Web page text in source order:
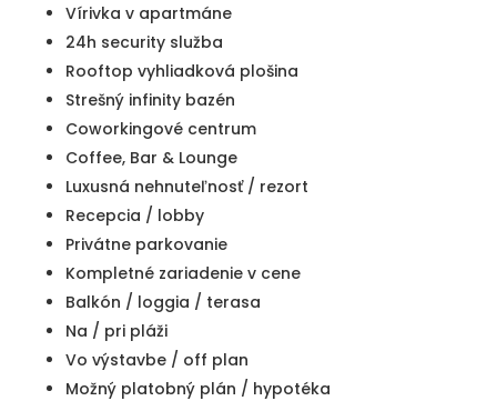
Vírivka v apartmáne
24h security služba
Rooftop vyhliadková plošina
Strešný infinity bazén
Coworkingové centrum
Coffee, Bar & Lounge
Luxusná nehnuteľnosť / rezort
Recepcia / lobby
Privátne parkovanie
Kompletné zariadenie v cene
Balkón / loggia / terasa
Na / pri pláži
Vo výstavbe / off plan
Možný platobný plán / hypotéka